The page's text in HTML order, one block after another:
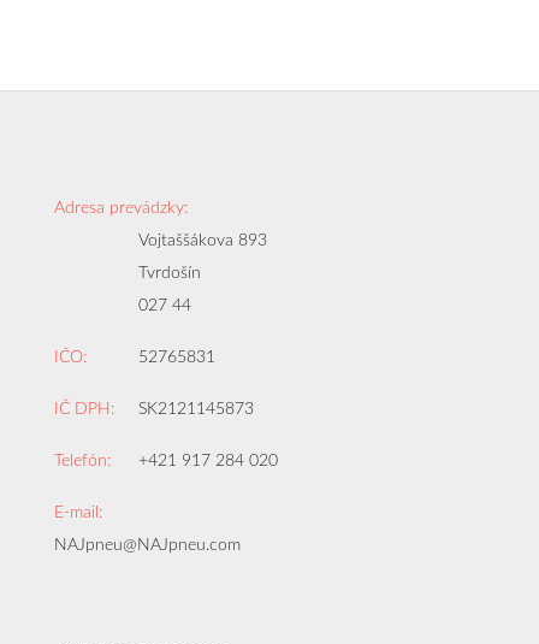
Adresa prevádzky:
Vojtaššákova 893
Tvrdošín
027 44
IČO: 52765831
IČ DPH: SK2121145873
Telefón: +421 917 284 020
E-mail:
NAJpneu@NAJpneu.com